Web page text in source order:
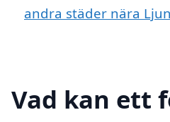
andra städer nära
Vad kan ett